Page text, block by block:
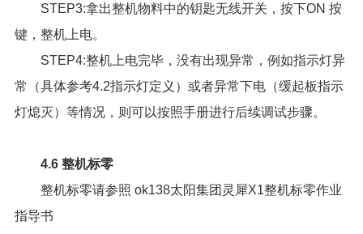
STEP3:拿出整机物料中的钥匙无线开关，按下ON 按
键，整机上电。
STEP4:整机上电完毕，没有出现异常，例如指示灯异
常（具体参考4.2指示灯定义）或者异常下电（缓起板指示
灯熄灭）等情况，则可以按照手册进行后续调试步骤。
4.6 整机标零
整机标零请参照 ok138太阳集团灵犀X1整机标零作业
指导书